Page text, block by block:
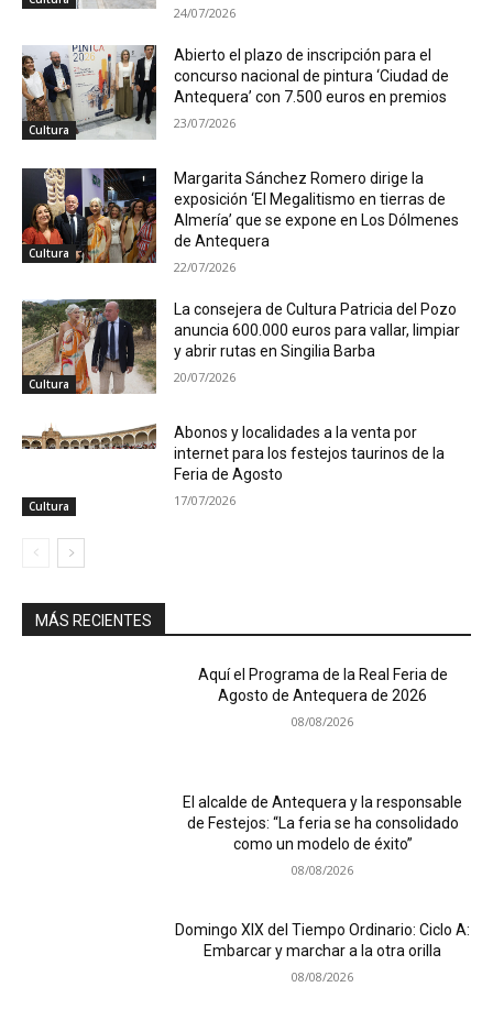
24/07/2026
Cultura
Abierto el plazo de inscripción para el
concurso nacional de pintura ‘Ciudad de
Antequera’ con 7.500 euros en premios
23/07/2026
Cultura
Margarita Sánchez Romero dirige la
exposición ‘El Megalitismo en tierras de
Almería’ que se expone en Los Dólmenes
de Antequera
22/07/2026
Cultura
La consejera de Cultura Patricia del Pozo
anuncia 600.000 euros para vallar, limpiar
y abrir rutas en Singilia Barba
20/07/2026
Cultura
Abonos y localidades a la venta por
internet para los festejos taurinos de la
Feria de Agosto
17/07/2026
MÁS RECIENTES
Aquí el Programa de la Real Feria de
Agosto de Antequera de 2026
08/08/2026
El alcalde de Antequera y la responsable
de Festejos: “La feria se ha consolidado
como un modelo de éxito”
08/08/2026
Domingo XIX del Tiempo Ordinario: Ciclo A:
Embarcar y marchar a la otra orilla
08/08/2026